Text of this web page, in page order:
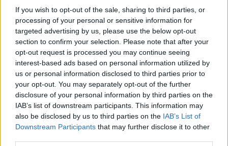
If you wish to opt-out of the sale, sharing to third parties, or
processing of your personal or sensitive information for
targeted advertising by us, please use the below opt-out
section to confirm your selection. Please note that after your
opt-out request is processed you may continue seeing
interest-based ads based on personal information utilized by
us or personal information disclosed to third parties prior to
your opt-out. You may separately opt-out of the further
disclosure of your personal information by third parties on the
IAB’s list of downstream participants. This information may
also be disclosed by us to third parties on the IAB’s List of
Downstream Participants that may further disclose it to other